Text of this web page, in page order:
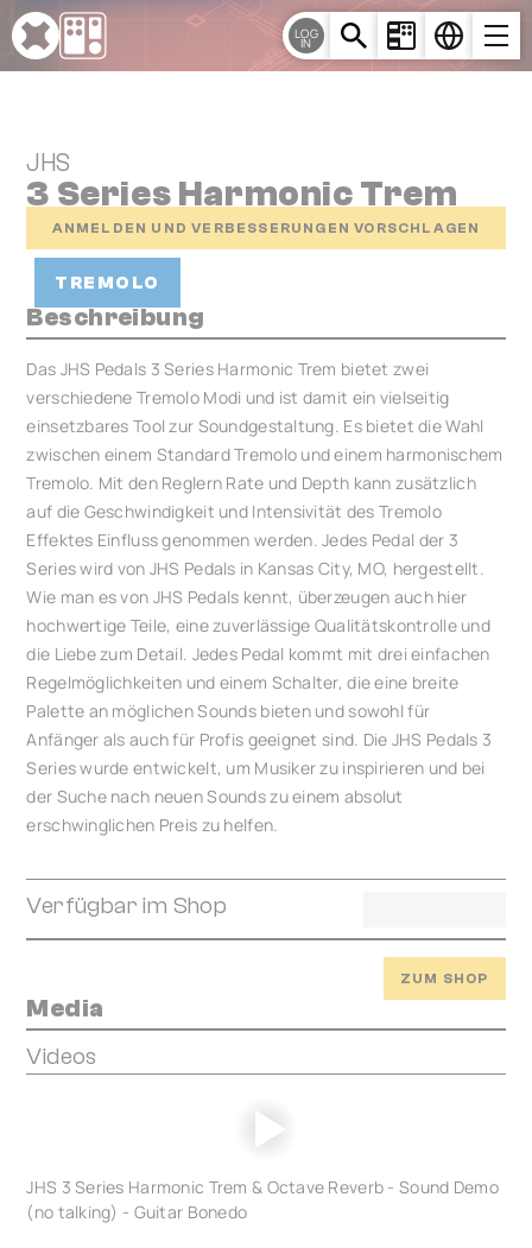
Cookie-Einstellungen
LOG
IN
JHS
3 Series Harmonic Trem
ANMELDEN UND VERBESSERUNGEN VORSCHLAGEN
TREMOLO
Beschreibung
Das JHS Pedals 3 Series Harmonic Trem bietet zwei
verschiedene Tremolo Modi und ist damit ein vielseitig
einsetzbares Tool zur Soundgestaltung. Es bietet die Wahl
zwischen einem Standard Tremolo und einem harmonischem
Tremolo. Mit den Reglern Rate und Depth kann zusätzlich
auf die Geschwindigkeit und Intensivität des Tremolo
Effektes Einfluss genommen werden. Jedes Pedal der 3
Series wird von JHS Pedals in Kansas City, MO, hergestellt.
Wie man es von JHS Pedals kennt, überzeugen auch hier
hochwertige Teile, eine zuverlässige Qualitätskontrolle und
die Liebe zum Detail. Jedes Pedal kommt mit drei einfachen
Regelmöglichkeiten und einem Schalter, die eine breite
Palette an möglichen Sounds bieten und sowohl für
Anfänger als auch für Profis geeignet sind. Die JHS Pedals 3
Series wurde entwickelt, um Musiker zu inspirieren und bei
der Suche nach neuen Sounds zu einem absolut
erschwinglichen Preis zu helfen.
Verfügbar im Shop
ZUM SHOP
Media
Videos
JHS 3 Series Harmonic Trem & Octave Reverb - Sound Demo
(no talking) - Guitar Bonedo